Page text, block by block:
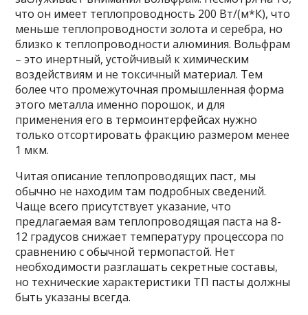
что он имеет теплопроводность 200 Вт/(м*К), что
меньше теплопроводности золота и серебра, но
близко к теплопроводности алюминия. Вольфрам
– это инертный, устойчивый к химическим
воздействиям и не токсичный материал. Тем
более что промежуточная промышленная форма
этого металла именно порошок, и для
применения его в термоинтерфейсах нужно
только отсортировать фракцию размером менее
1 мкм.
Читая описание теплопроводящих паст, мы
обычно не находим там подробных сведений.
Чаще всего присутствует указание, что
предлагаемая вам теплопроводящая паста на 8-
12 градусов снижает температуру процессора по
сравнению с обычной термопастой. Нет
необходимости разглашать секретные составы,
но технические характеристики ТП пасты должны
быть указаны всегда.